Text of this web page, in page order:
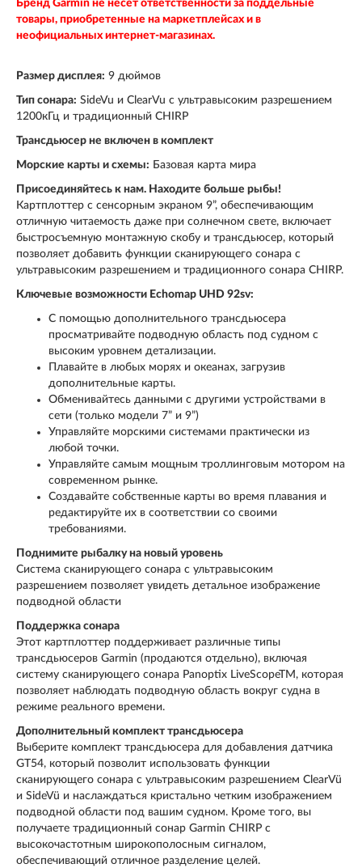
Бренд Garmin не несет ответственности за поддельные
товары, приобретенные на маркетплейсах и в
неофициальных интернет-магазинах.
Размер дисплея: 9 дюймов
Тип сонара: SideVu и ClearVu с ультравысоким разрешением
1200кГц и традиционный CHIRP
Трансдьюсер не включен в комплект
Морские карты и схемы: Базовая карта мира
Присоединяйтесь к нам. Находите больше рыбы!
Картплоттер с сенсорным экраном 9”, обеспечивающим
отличную читаемость даже при солнечном свете, включает
быстросъемную монтажную скобу и трансдьюсер, который
позволяет добавить функции сканирующего сонара с
ультравысоким разрешением и традиционного сонара CHIRP.
Ключевые возможности Echomap UHD 92sv:
С помощью дополнительного трансдьюсера
просматривайте подводную область под судном с
высоким уровнем детализации.
Плавайте в любых морях и океанах, загрузив
дополнительные карты.
Обменивайтесь данными с другими устройствами в
сети (только модели 7” и 9”)
Управляйте морскими системами практически из
любой точки.
Управляйте самым мощным троллинговым мотором на
современном рынке.
Создавайте собственные карты во время плавания и
редактируйте их в соответствии со своими
требованиями.
Поднимите рыбалку на новый уровень
Система сканирующего сонара с ультравысоким
разрешением позволяет увидеть детальное изображение
подводной области
Поддержка сонара
Этот картплоттер поддерживает различные типы
трансдьюсеров Garmin (продаются отдельно), включая
систему сканирующего сонара Panoptix LiveScopeTM, которая
позволяет наблюдать подводную область вокруг судна в
режиме реального времени.
Дополнительный комплект трансдьюсера
Выберите комплект трансдьюсера для добавления датчика
GT54, который позволит использовать функции
сканирующего сонара с ультравысоким разрешением ClearVü
и SideVü и наслаждаться кристально четким изображением
подводной области под вашим судном. Кроме того, вы
получаете традиционный сонар Garmin CHIRP с
высокочастотным широкополосным сигналом,
обеспечивающий отличное разделение целей.